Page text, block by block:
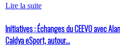
Lire la suite
Initiatives : Échanges du CEEVO avec
Caldya eSport, autour...